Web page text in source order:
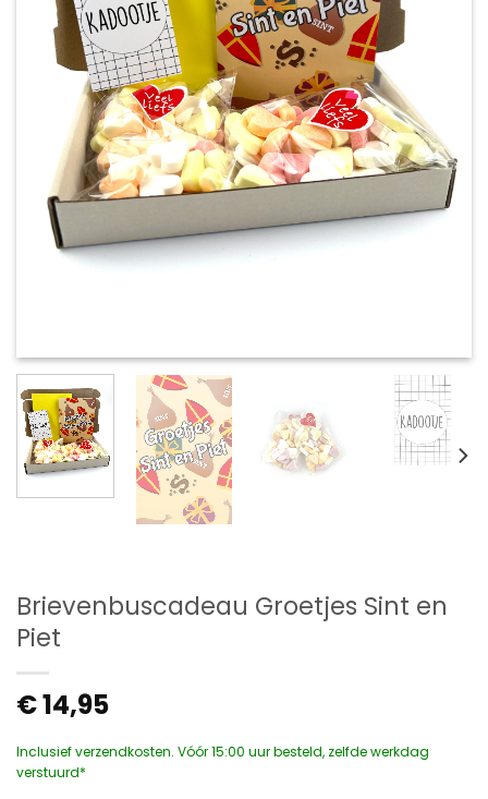
Brievenbuscadeau Groetjes Sint en
Piet
€14,95
Inclusief verzendkosten. Vóór 15:00 uur besteld, zelfde werkdag
verstuurd*